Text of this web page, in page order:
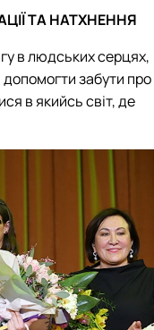
ТА НАТХНЕННЯ
в людських серцях,
допомогти забути про
в якийсь світ, де